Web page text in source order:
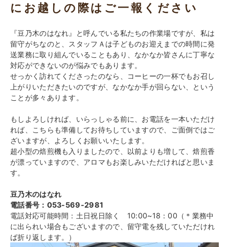
にお越しの際はご一報ください
『豆乃木のはなれ』と呼んでいる私たちの作業場ですが、私は
留守がちなのと、スタッフＡは子どものお迎えまでの時間に発
送業務に取り組んでいることもあり、なかなか皆さんに丁寧な
対応ができないのが悩みでもあります。
せっかく訪れてくださったのなら、コーヒーの一杯でもお召し
上がりいただきたいのですが、なかなか手が回らない、という
ことが多々あります。
もしよろしければ、いらっしゃる前に、お電話を一本いただけ
れば、こちらも準備してお待ちしていますので、ご面倒ではご
ざいますが、よろしくお願いいたします。
超小型の焙煎機も入りましたので、以前よりも増して、焙煎香
が漂っていますので、アロマもお楽しみいただければと思いま
す。
豆乃木のはなれ
電話番号：053-569-2981
電話対応可能時間：土日祝日除く 10:00~18：00（＊業務中
に出られい場合もございますので、留守電を残していただけれ
ば折り返します。）